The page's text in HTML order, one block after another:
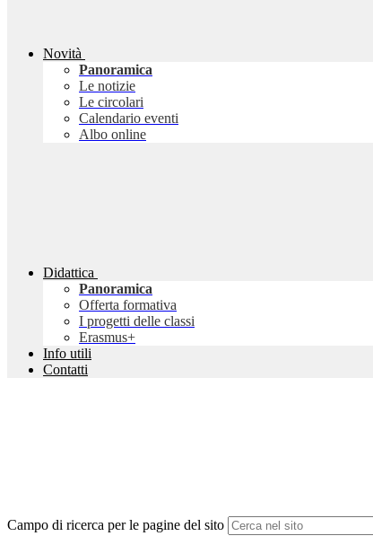
Novità
Panoramica
Le notizie
Le circolari
Calendario eventi
Albo online
Didattica
Panoramica
Offerta formativa
I progetti delle classi
Erasmus+
Info utili
Contatti
Campo di ricerca per le pagine del sito